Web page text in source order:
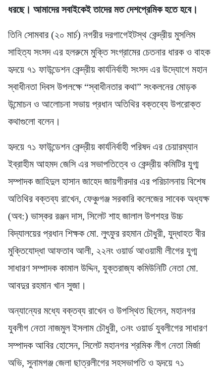
ধরছে। আমাদের সবাইকেই তাদের মত দেশপ্রেমিক হতে হবে।
তিনি সোমবার (২০ মার্চ) নগরীর দরগাগেইটস্থ কেন্দ্রীয় মুসলিম
সাহিত্য সংসদ এর হলরুমে মুক্তি সংগ্রামের চেতনার ধারক ও বাহক
হৃদয়ে ৭১ ফাউন্ডেশন কেন্দ্রীয় কার্যনির্বাহী সংসদ এর উদ্যোগে মহান
স্বাধীনতা দিবস উপলক্ষে “স্বাধীনতার কথা” সংকলনের মোড়ক
উন্মোচন ও আলোচনা সভায় প্রধান অতিথির বক্তব্যে উপরোক্ত
কথাগুলো বলেন।
হৃদয়ে ৭১ ফাউন্ডেশন কেন্দ্রীয় কার্যনির্বাহী পরিষদ এর চেয়ারম্যান
ইব্রাহীম আহমদ জেসি এর সভাপতিত্বে ও কেন্দ্রীয় কমিটির যুগ্ম
সম্পাদক জাহিদুল হাসান জাহেদ জায়গীরদার এর পরিচালনায় বিশেষ
অতিথির বক্তব্য রাখেন, ফেঞ্চুগঞ্জ সরকারি কলেজের সাবেক অধ্যক্ষ
(অব:) ভাস্কর রঞ্জন দাস, সিলেট শাহ জালাল উপশহর উচ্চ
বিদ্যালয়ের প্রধান শিক্ষক মো. লুৎফুর রহমান চৌধুরী, যুদ্ধাহত বীর
মুক্তিযোদ্ধা আফতাব আলী, ২২নং ওয়ার্ড আওয়ামী লীগের যুগ্ম
সাধারণ সম্পাদক কামাল উদ্দিন, যুক্তরাজ্য কমিউনিটি নেতা মো.
আবদুর রহমান খান সুজা।
অন্যান্যের মধ্যে বক্তব্য রাখেন ও উপস্থিত ছিলেন, মহানগর
যুবলীগ নেতা নাজমুল ইসলাম চৌধুরী, ৩নং ওয়ার্ড যুবলীগের সাধারণ
সম্পাদক আবির হোসেন, সিলেট মহানগর শ্রমিক লীগ নেতা মির্জা
অভি, সুনামগঞ্জ জেলা ছাত্রলীগের সহসভাপতি ও হৃদয়ে ৭১